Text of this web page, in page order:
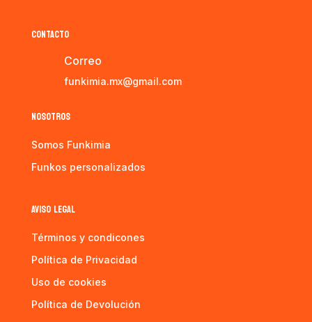
CONTACTO
Correo
funkimia.mx@gmail.com
NOSOTROS
Somos Funkimia
Funkos personalizados
AVISO LEGAL
Términos y condicones
Política de Privacidad
Uso de cookies
Política de Devolución